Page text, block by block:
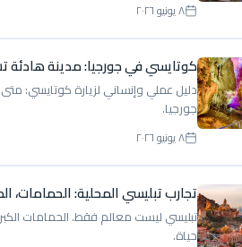
٨ يونيو ٢٠٢٦
كوتايسي في جورجيا: مدينة هادئة
دليل عملي وإنساني لزيارة كوتايسي:
جورجيا.
٨ يونيو ٢٠٢٦
تجارب تبليسي المحلية: الحمامات،
تبليسي ليست معالم فقط. الحمامات
حياة.